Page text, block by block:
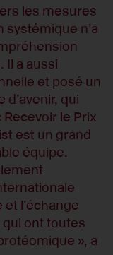
les mesures
systémique n’a
Il a aussi
et posé un
qui
le Prix
est un grand
équipe.
l’échange
ont toutes
», a